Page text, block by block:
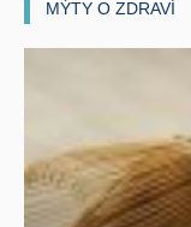
MÝTY O ZDRAVÍ